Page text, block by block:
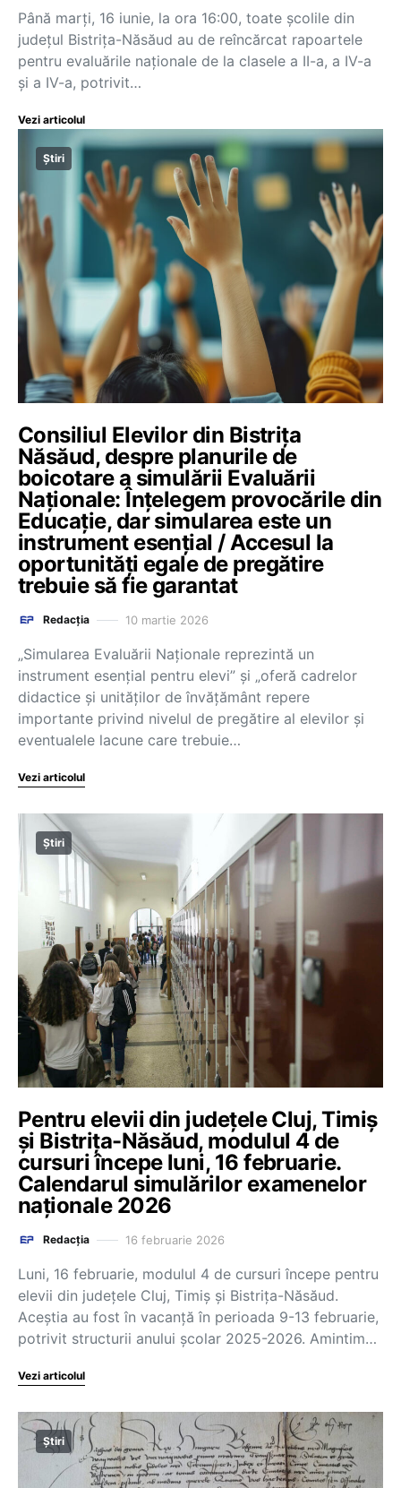
Până marți, 16 iunie, la ora 16:00, toate școlile din
județul Bistrița-Năsăud au de reîncărcat rapoartele
pentru evaluările naționale de la clasele a II-a, a IV-a
și a IV-a, potrivit…
Vezi articolul
Știri
Consiliul Elevilor din Bistrița
Năsăud, despre planurile de
boicotare a simulării Evaluării
Naționale: Înțelegem provocările din
Educație, dar simularea este un
instrument esențial / Accesul la
oportunități egale de pregătire
trebuie să fie garantat
Redacția 10 martie 2026
„Simularea Evaluării Naţionale reprezintă un
instrument esenţial pentru elevi” și „oferă cadrelor
didactice şi unităţilor de învăţământ repere
importante privind nivelul de pregătire al elevilor şi
eventualele lacune care trebuie…
Vezi articolul
Știri
Pentru elevii din județele Cluj, Timiș
și Bistrița-Năsăud, modulul 4 de
cursuri începe luni, 16 februarie.
Calendarul simulărilor examenelor
naționale 2026
Redacția 16 februarie 2026
Luni, 16 februarie, modulul 4 de cursuri începe pentru
elevii din județele Cluj, Timiș și Bistrița-Năsăud.
Aceștia au fost în vacanță în perioada 9-13 februarie,
potrivit structurii anului școlar 2025-2026. Amintim…
Vezi articolul
Știri